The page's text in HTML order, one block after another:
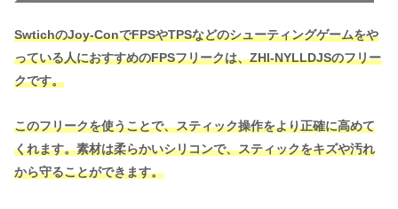
SwtichのJoy-ConでFPSやTPSなどのシューティングゲームをや
っている人におすすめのFPSフリークは、ZHI-NYLLDJSのフリー
クです。
このフリークを使うことで、スティック操作をより正確に高めて
くれます。素材は柔らかいシリコンで、スティックをキズや汚れ
から守ることができます。